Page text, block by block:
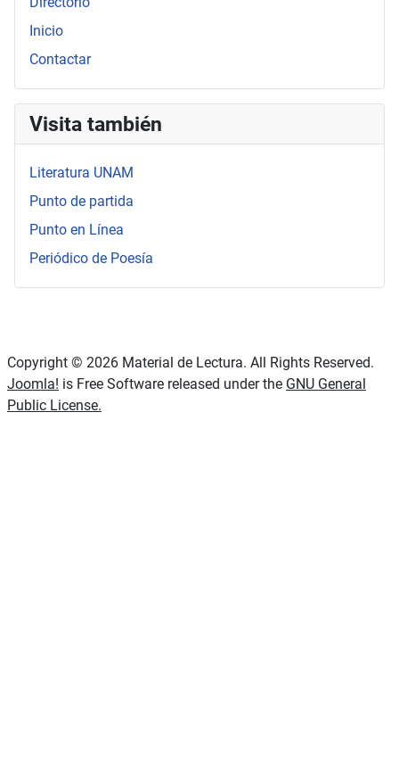
Inicio
Contactar
Visita también
Literatura UNAM
Punto de partida
Punto en Línea
Periódico de Poesía
Copyright © 2026 Material de Lectura. All Rights Reserved.
Joomla! is Free Software released under the GNU General
Public License.